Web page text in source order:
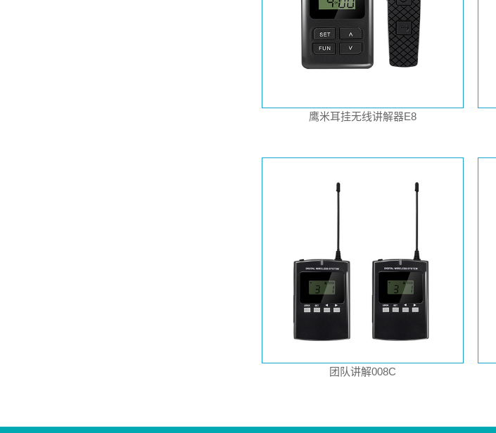
鹰米耳挂无线讲解器E8
团队讲解008C